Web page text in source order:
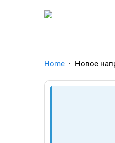
Home Новое